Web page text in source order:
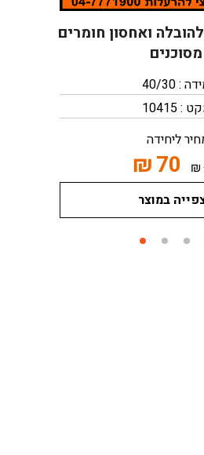
ואחסון חומרים
מסוכנים
: 40/30
: 10415
ליחידה
₪
70
₪
במוצר